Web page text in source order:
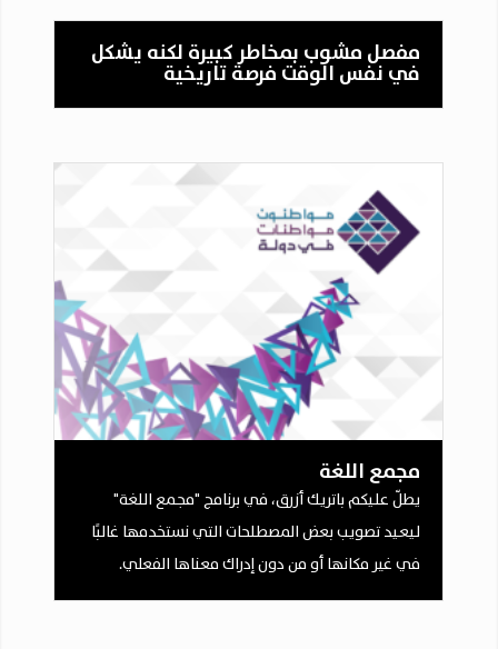
مفصل مشوب بمخاطر كبيرة لكنه يشكل
في نفس الوقت فرصة تاريخية
مجمع اللغة
يطلّ عليكم باتريك أزرق، في برنامج "مجمع اللغة"
ليعيد تصويب بعض المصطلحات التي نستخدمها غالبًا
في غير مكانها أو من دون إدراك معناها الفعلي.